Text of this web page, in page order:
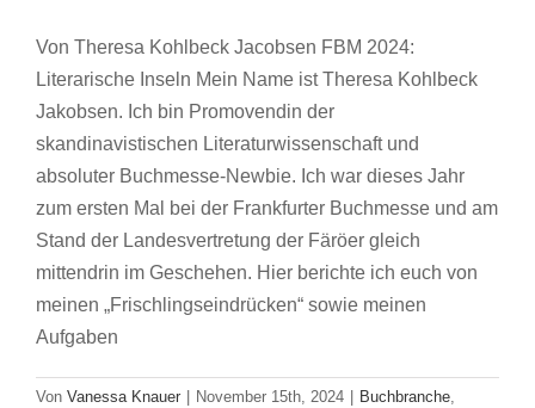
Von Theresa Kohlbeck Jacobsen FBM 2024:
Literarische Inseln Mein Name ist Theresa Kohlbeck
Jakobsen. Ich bin Promovendin der
skandinavistischen Literaturwissenschaft und
absoluter Buchmesse-Newbie. Ich war dieses Jahr
zum ersten Mal bei der Frankfurter Buchmesse und am
Stand der Landesvertretung der Färöer gleich
mittendrin im Geschehen. Hier berichte ich euch von
meinen „Frischlingseindrücken“ sowie meinen
Aufgaben
Von Vanessa Knauer November 15th, 2024 Buchbranche,
Young Professionals Day des Börsenvereins